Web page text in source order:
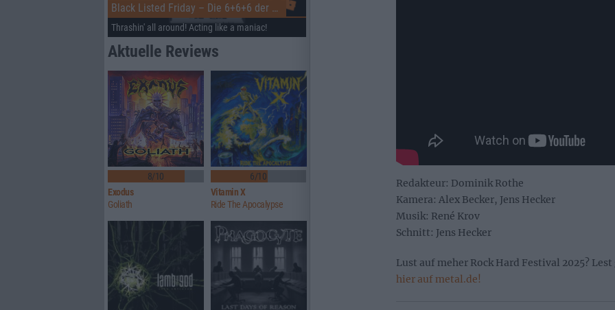
Redakteur: Dominik Rothe
Kamera: Alex Becker, Jens Hecker
Musik: René Krov
Schnitt: Jens Hecker
Lust auf meher Rock Hard Festival 2025?
hier auf metal.de!
Black Listed Friday – Die 6+6+6 der Woche
Thrashin' all around! Acting like a maniac!
Aktuelle Reviews
8/10
Exodus
Goliath
6/10
Vitamin X
Ride The Apocalypse